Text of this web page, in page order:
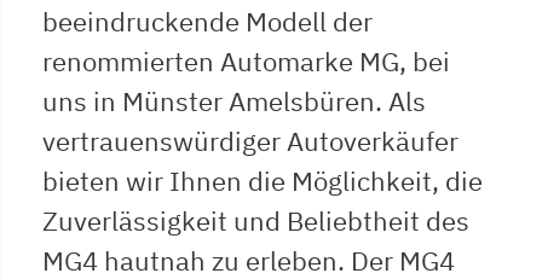
beeindruckende Modell der
renommierten Automarke MG, bei
uns in Münster Amelsbüren. Als
vertrauenswürdiger Autoverkäufer
bieten wir Ihnen die Möglichkeit, die
Zuverlässigkeit und Beliebtheit des
MG4 hautnah zu erleben. Der MG4